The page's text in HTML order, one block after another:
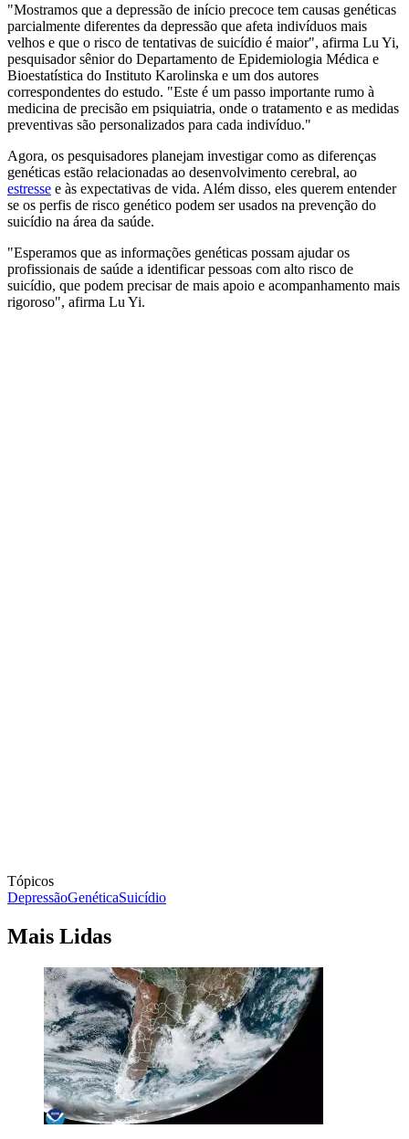
"Mostramos que a depressão de início precoce tem causas genéticas
parcialmente diferentes da depressão que afeta indivíduos mais
velhos e que o risco de tentativas de suicídio é maior", afirma Lu Yi,
pesquisador sênior do Departamento de Epidemiologia Médica e
Bioestatística do Instituto Karolinska e um dos autores
correspondentes do estudo. "Este é um passo importante rumo à
medicina de precisão em psiquiatria, onde o tratamento e as medidas
preventivas são personalizados para cada indivíduo."
Agora, os pesquisadores planejam investigar como as diferenças
genéticas estão relacionadas ao desenvolvimento cerebral, ao
estresse e às expectativas de vida. Além disso, eles querem entender
se os perfis de risco genético podem ser usados na prevenção do
suicídio na área da saúde.
"Esperamos que as informações genéticas possam ajudar os
profissionais de saúde a identificar pessoas com alto risco de
suicídio, que podem precisar de mais apoio e acompanhamento mais
rigoroso", afirma Lu Yi.
Tópicos
DepressãoGenéticaSuicídio
Mais Lidas